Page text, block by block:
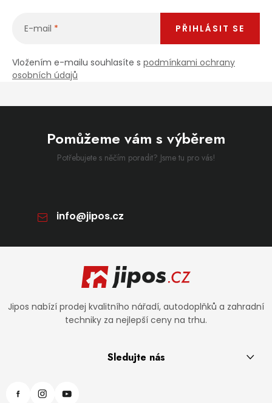
E-mail
Vložením e-mailu souhlasíte s podmínkami ochrany
osobních údajů
PŘIHLÁSIT SE
Pomůžeme vám s výběrem
Potřebujete s něčím poradit? Jsme tu pro vás!
info@jipos.cz
Zápatí
Jipos nabízí prodej kvalitního nářadí, autodoplňků a zahradní
techniky za nejlepší ceny na trhu.
Sledujte nás